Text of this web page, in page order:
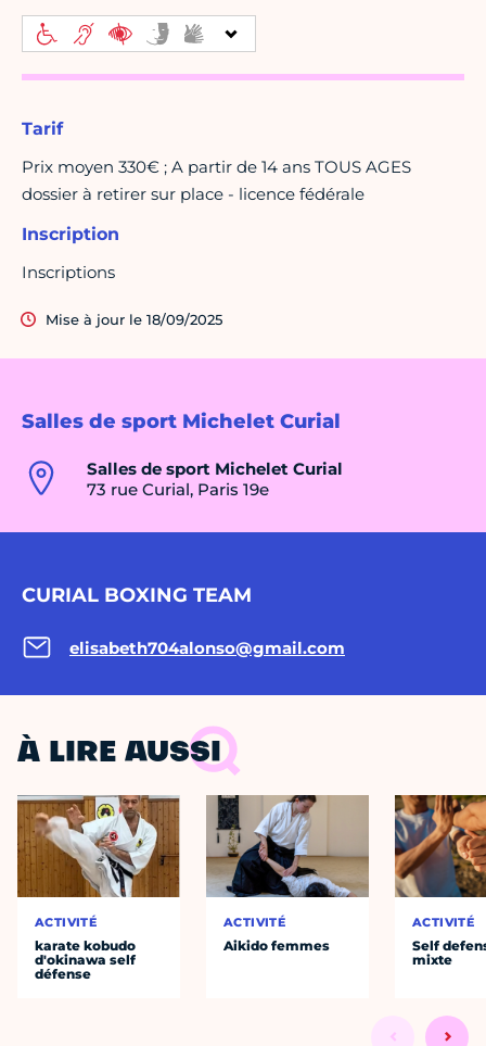
Salles de sport Michelet Curial
Salles de sport Michelet Curial
73 rue Curial, Paris 19e
CURIAL BOXING TEAM
elisabeth704alonso@gmail.com
Tarif
Prix moyen 330€ ; A partir de 14 ans TOUS AGES
dossier à retirer sur place - licence fédérale
Inscription
Inscriptions
Mise à jour le 18/09/2025
À LIRE AUSSI
ACTIVITÉ
karate kobudo
d'okinawa self
défense
ACTIVITÉ
Aikido femmes
ACTIVITÉ
Self
mixte